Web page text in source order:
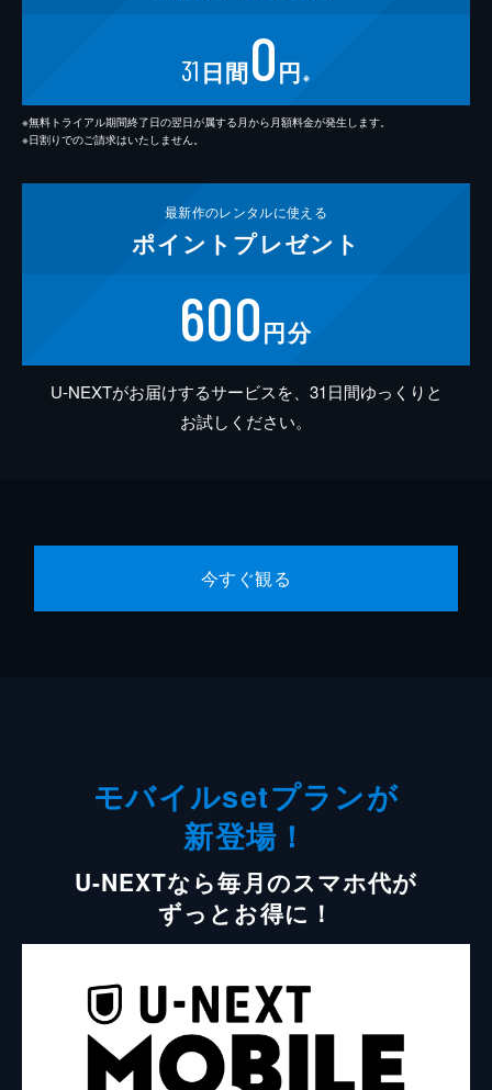
31 日間0円 ※
※無料トライアル期間終了日の翌日が属する月から月額料金が発生します。
※日割りでのご請求はいたしません。
最新作のレンタルに使える
ポイント プレゼント
600円分
U-NEXTがお届けするサービスを、31日間ゆっくりと
お試しください。
今すぐ観る
モバイルsetプランが
新登場！
U-NEXTなら毎月のスマホ代が
ずっとお得に！